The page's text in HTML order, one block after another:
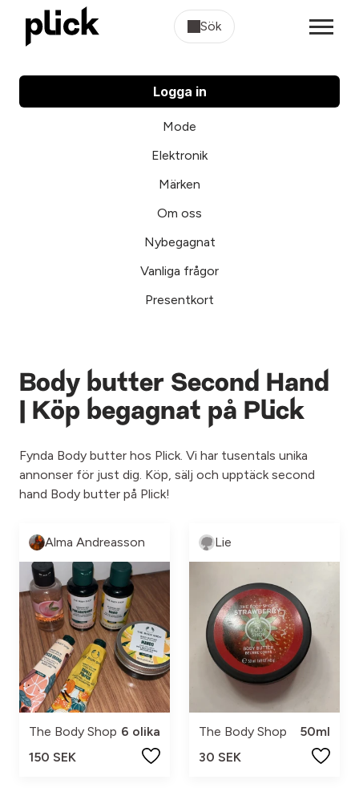
Sök
Logga in
Mode
Elektronik
Märken
Om oss
Nybegagnat
Vanliga frågor
Presentkort
Body butter Second Hand
| Köp begagnat på Plick
Fynda Body butter hos Plick. Vi har tusentals unika
annonser för just dig. Köp, sälj och upptäck second
hand Body butter på Plick!
Alma Andreasson
The Body Shop 6 olika
150 SEK
Lie
The Body Shop
50ml
30 SEK